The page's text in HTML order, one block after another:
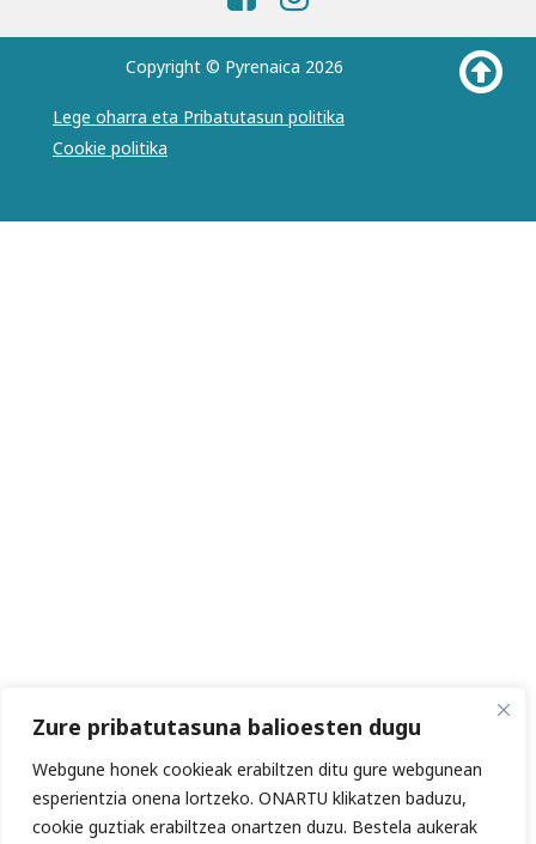
Zure pribatutasuna balioesten dugu
Webgune honek cookieak erabiltzen ditu gure webgunean
esperientzia onena lortzeko. ONARTU klikatzen baduzu,
cookie guztiak erabiltzea onartzen duzu. Bestela aukerak
Copyright © Pyrenaica 2026
Lege oharra eta Pribatutasun politika
Cookie politika